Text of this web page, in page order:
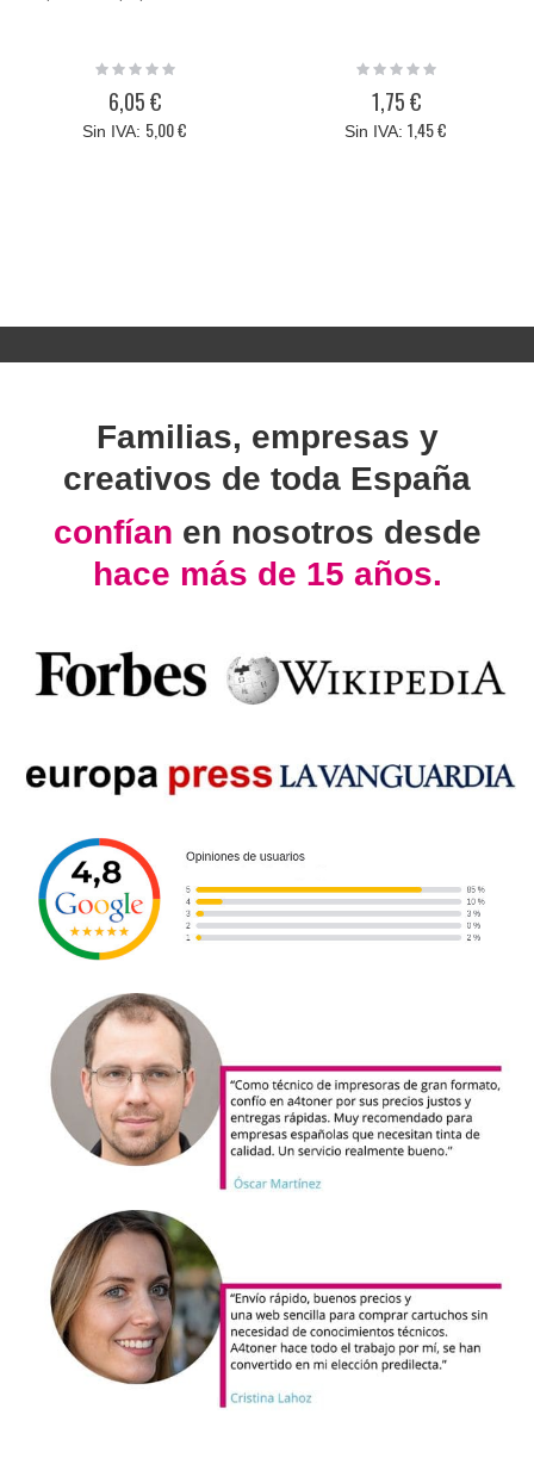
Rating:
6,05 €
5,00 €
Rating:
1,75 €
1,45 €
Familias, empresas y
creativos de toda España
confían en nosotros desde
hace más de 15 años.